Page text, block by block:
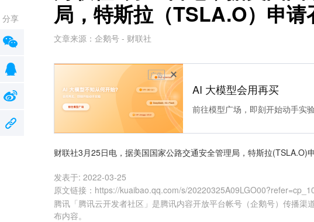
局，特斯拉（TSLA.O）申请
文章来源： 企鹅号 - 财联社
广告
AI 大模型会用再买
前往模型广场，即刻开始动手实
财联社3月25日电，据美国国家公路交通安全管理局，特斯拉(TSLA.O)
发表于: 2022-03-25
原文链接 ： https://kuaibao.qq.com/s/
腾讯「腾讯云开发者社区」是腾讯内容开放平台帐号（企鹅号）传播渠
布内容。
分享